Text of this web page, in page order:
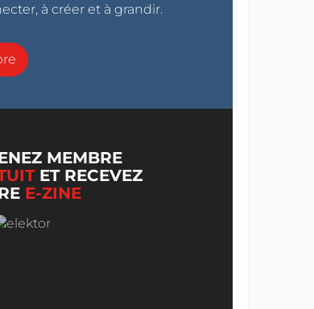
à créer et à grandir.
MEMBRE
ET RECEVEZ
E-ZINE